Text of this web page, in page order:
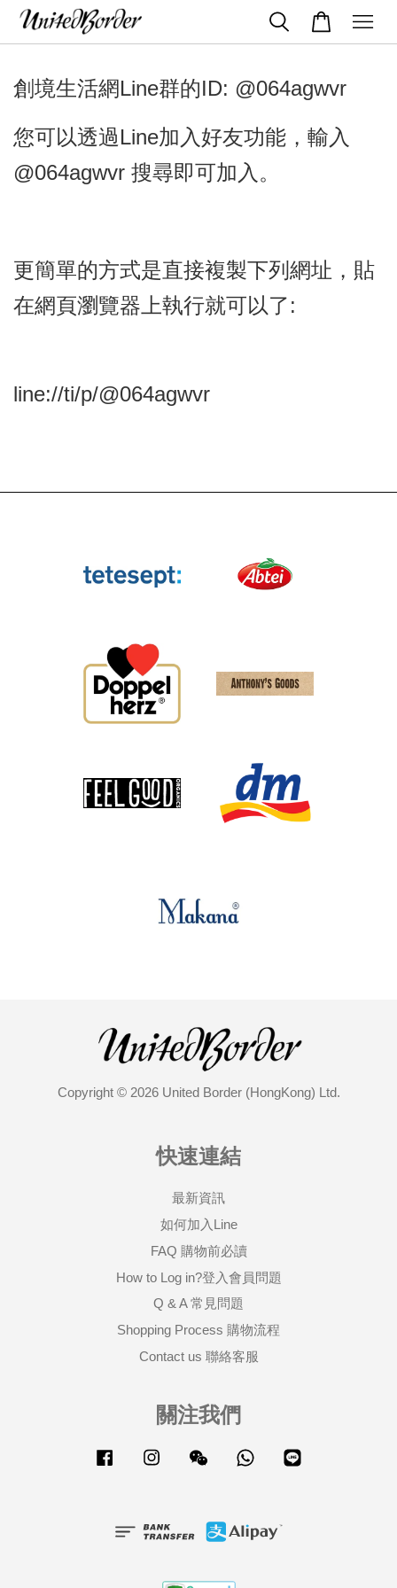
創境生活網Line群的ID: @064agwvr
您可以透過Line加入好友功能，輸入
@064agwvr 搜尋即可加入。
更簡單的方式是直接複製下列網址，貼
在網頁瀏覽器上執行就可以了:
line://ti/p/@064agwvr
Copyright © 2026 United Border (HongKong) Ltd.
快速連結
最新資訊
如何加入Line
FAQ 購物前必讀
How to Log in?登入會員問題
Q & A 常見問題
Shopping Process 購物流程
Contact us 聯絡客服
關注我們
Facebook Instagram Wechat Whatsapp